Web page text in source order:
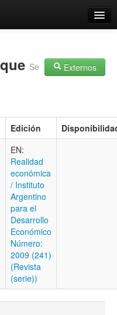
Externos
Se
Edición
EN:
Realidad
económica
/ Instituto
Argentino
para el
Desarrollo
Económico
Número:
2009 (241)
(Revista
(serie))